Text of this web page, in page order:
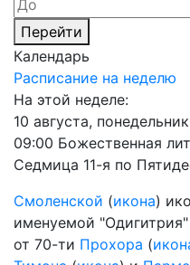
Перейти
Календарь
Расписание на неделю
На этой неделе:
10 августа, понедельник
09:00 Божественная
Седмица 11-я по
Смоленской (икона)
именуемой
от 70-ти Прохора (